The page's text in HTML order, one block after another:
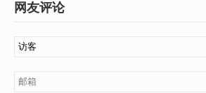
网友评论